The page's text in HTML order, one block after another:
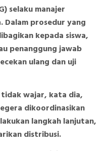
selaku manajer
Dalam prosedur yang
kepada siswa,
penanggung jawab
ulang dan uji
wajar, kata dia,
dikoordinasikan
langkah lanjutan,
distribusi.